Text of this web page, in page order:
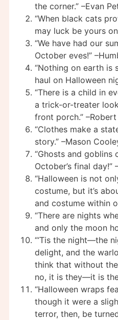
the corner.” –Evan
“When black cats
may luck be yours
“We have had our
October eves!”
“Nothing on earth is
haul on Halloween
“There is a child in
a trick-or-treater
front porch.”
“Clothes make a
story.” –Mason
“Ghosts and goblins
October’s final day!”
“Halloween is not
costume, but it’s
and costume within
“There are nights
and only the moon
“‘Tis the night—the
delight, and the
think that without
no, it is they—it is
“Halloween wraps
though it were a
terror, then, be